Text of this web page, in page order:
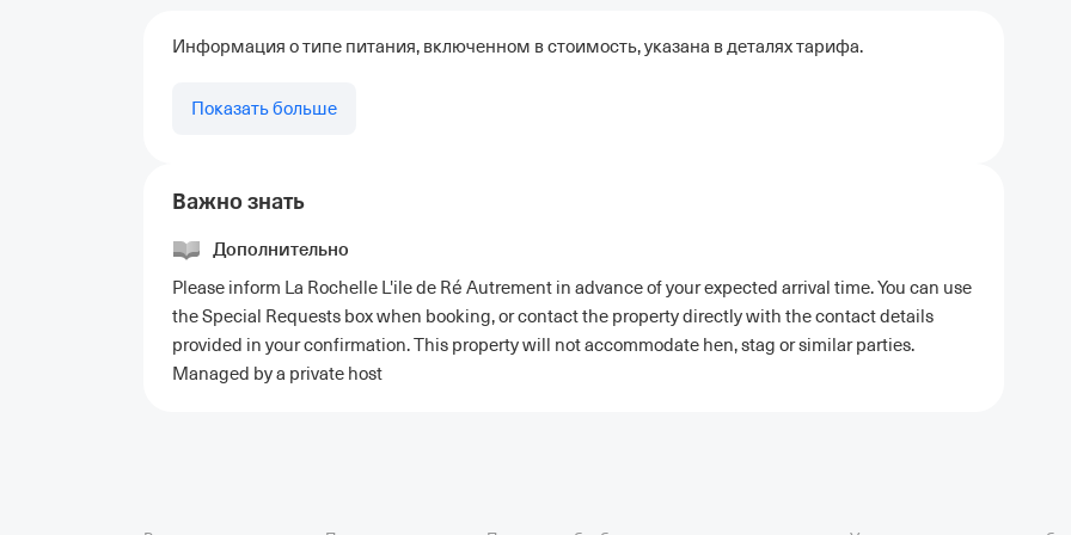
Информация о типе питания, включенном в стоимость, указана в деталях тарифа.
Показать больше
Важно знать
Дополнительно
Please inform La Rochelle L'ile de Ré Autrement in advance of your expected arrival time. You can use
the Special Requests box when booking, or contact the property directly with the contact details
provided in your confirmation. This property will not accommodate hen, stag or similar parties.
Managed by a private host
Отель Космос в Москве
Отель Президент Отель Рэдиссон в Сочи Отель Гринвуд